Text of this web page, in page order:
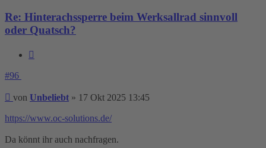
Re: Hinterachssperre beim Werksallrad sinnvoll
oder Quatsch?
#96
Beitrag
von Unbeliebt » 17 Okt 2025 13:45
https://www.oc-solutions.de/
Da könnt ihr auch nachfragen.